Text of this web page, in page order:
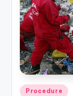
Posted
Procedure